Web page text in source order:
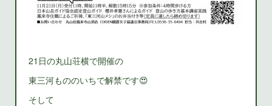
21日の丸山荘横で開催の
東三河もののいちで解禁です😍
そして